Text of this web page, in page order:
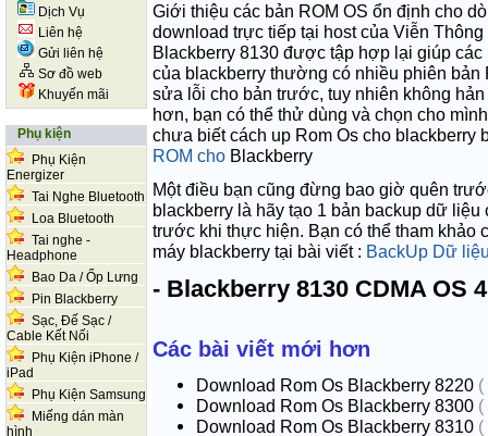
Giới thiệu các bản ROM OS ổn định cho
download trực tiếp tại host của Viễn
Blackberry 8130 được tập hợp lại giúp các
của blackberry thường có nhiều phiên bản
sửa lỗi cho bản trước, tuy nhiên không
hơn, bạn có thể thử dùng và chọn cho
chưa biết cách up Rom Os cho blackberry
ROM cho Blackberry
Một điều bạn cũng đừng bao giờ quên
blackberry là hãy tạo 1 bản backup dữ
trước khi thực hiện. Bạn có thể tham khảo
máy blackberry tại bài viết : BackUp Dữ
- Blackberry 8130 CDMA OS
Các bài viết mới hơn
Download Rom Os Blackberry 8220 (
Download Rom Os Blackberry 8300 (
Download Rom Os Blackberry 8310 (
Dịch Vụ
Liên hệ
Gửi liên hệ
Sơ đồ web
Khuyến mãi
Phụ kiện
Phụ Kiện
Energizer
Tai Nghe Bluetooth
Loa Bluetooth
Tai nghe -
Headphone
Bao Da / Ốp Lưng
Pin Blackberry
Sạc, Đế Sạc /
Cable Kết Nối
Phụ Kiện iPhone /
iPad
Phụ Kiện Samsung
Miếng dán màn
hình